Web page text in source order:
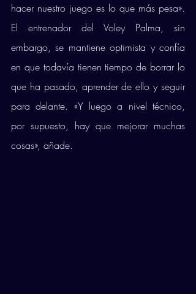
hacer nuestro juego es lo que más pesa».
El entrenador del Voley Palma, sin
embargo, se mantiene optimista y confía
en que todavía tienen tiempo de borrar lo
que ha pasado, aprender de ello y seguir
para delante. «Y luego a nivel técnico,
por supuesto, hay que mejorar muchas
cosas», añade.